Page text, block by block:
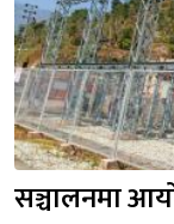
सञ्चालनमा